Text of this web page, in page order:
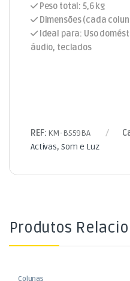
Peso total: 5,6 kg
Dimensões (cada
Ideal para: Uso
áudio, teclados
REF: KM-BS59BA
Activas, Som e Luz
Produtos
Colunas